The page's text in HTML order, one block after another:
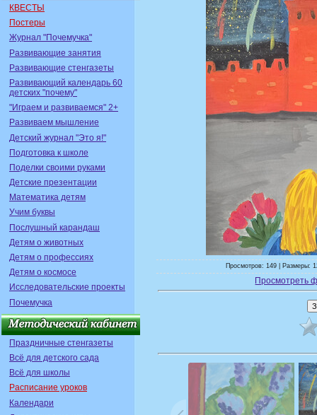
КВЕСТЫ
Постеры
Журнал "Почемучка"
Развивающие занятия
Развивающие стенгазеты
Развивающий календарь 60
детских "почему"
"Играем и развиваемся" 2+
Развиваем мышление
Детский журнал "Это я!"
Подготовка к школе
Поделки своими руками
Детские презентации
Математика детям
Учим буквы
Послушный карандаш
Детям о животных
Детям о профессиях
Детям о космосе
Исследовательские проекты
Почемучка
Праздничные стенгазеты
Всё для детского сада
Всё для школы
Расписание уроков
Календари
Просмотров: 149 | Размеры:
Просмотреть